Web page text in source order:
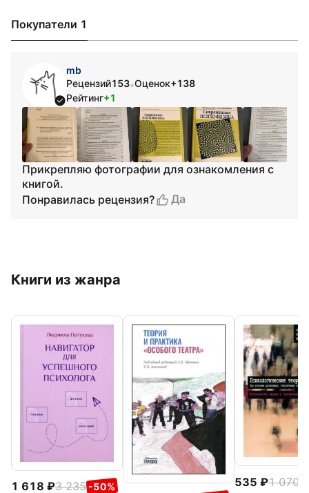
Покупатели 1
mb
Рецензий153•Оценок+138
Рейтинг+1
Прикрепляю фотографии для ознакомления с
книгой.
Понравилась рецензия?
Да
Книги из жанра
1 618 3 235 -50% 535 1 070